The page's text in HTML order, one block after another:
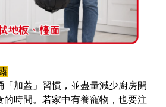
「加蓋」習慣，並盡量減少廚房開
的時間。若家中有養寵物，也要注